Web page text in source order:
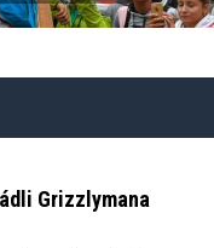
Grizzlymana